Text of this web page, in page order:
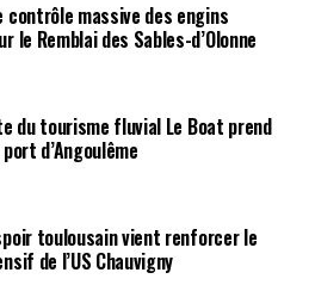
contrôle massive des engins
le Remblai des Sables-d’Olonne
du tourisme fluvial Le Boat prend
d’Angoulême
toulousain vient renforcer le
de l’US Chauvigny